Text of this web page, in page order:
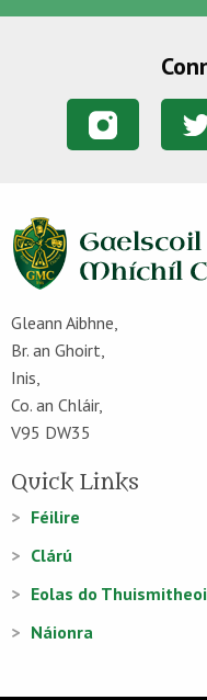
Gleann Aibhne,
Br. an Ghoirt,
Inis,
Co. an Chláir,
V95 DW35
Quick Links
Féilire
Clárú
Eolas do
Náionra